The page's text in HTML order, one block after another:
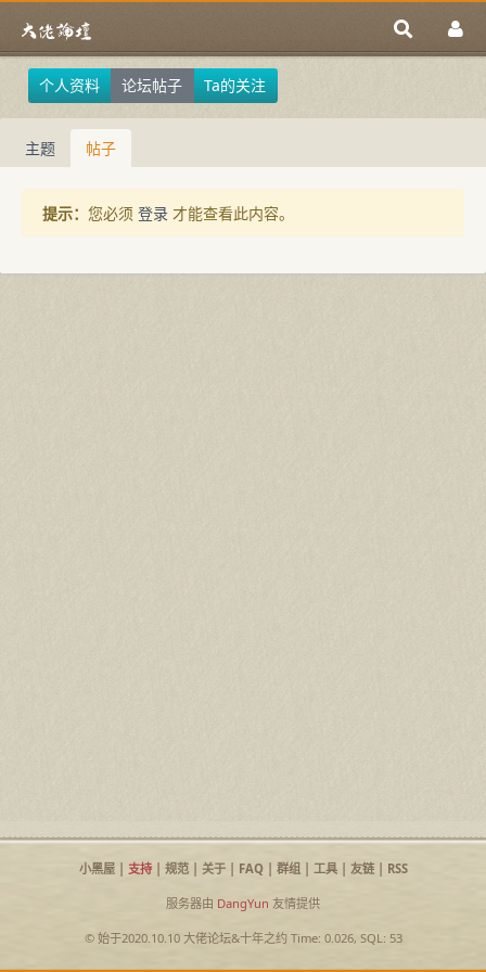
个人资料 论坛帖子 Ta的关注
主题 帖子
提示： 您必须 登录 才能查看此内容。
小黑屋| 支持| 规范| 关于| FAQ| 群组| 工具| 友链| RSS
服务器由 DangYun 友情提供
© 始于2020.10.10 大佬论坛&十年之约Time: 0.026, SQL: 53